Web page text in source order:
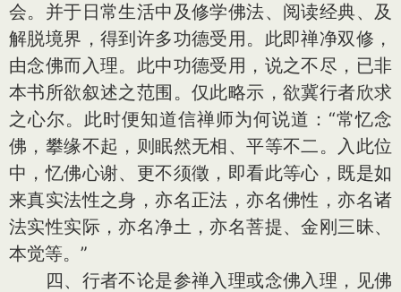
会。并于日常生活中及修学佛法、阅读经典、及
解脱境界，得到许多功德受用。此即禅净双修，
由念佛而入理。此中功德受用，说之不尽，已非
本书所欲叙述之范围。仅此略示，欲冀行者欣求
之心尔。此时便知道信禅师为何说道：“常忆念
佛，攀缘不起，则眠然无相、平等不二。入此位
中，忆佛心谢、更不须徵，即看此等心，既是如
来真实法性之身，亦名正法，亦名佛性，亦名诸
法实性实际，亦名净土，亦名菩提、金刚三昧、
本觉等。”
四、行者不论是参禅入理或念佛入理，见佛